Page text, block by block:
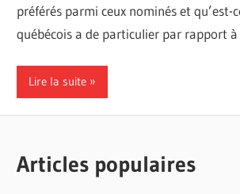
préférés parmi ceux nominés et qu’est-
québécois a de particulier par rapport à
Lire la suite
Articles populaires